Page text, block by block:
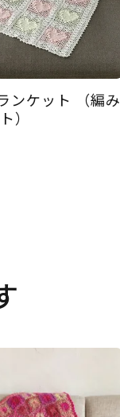
ンケット （編み
）